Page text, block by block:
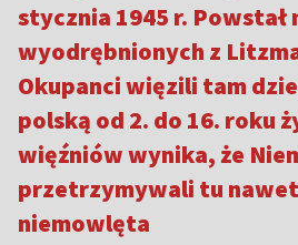
stycznia 1945 r. Powstał
wyodrębnionych z
Okupanci więzili tam
polską od 2. do 16. roku
więźniów wynika, że
przetrzymywali tu
niemowlęta